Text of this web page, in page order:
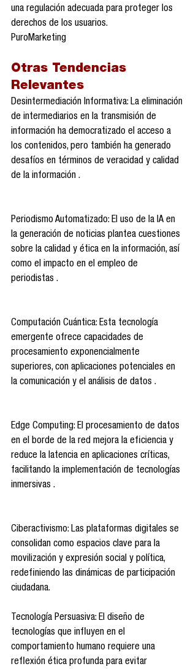
una regulación adecuada para proteger los
derechos de los usuarios.
PuroMarketing
Otras Tendencias
Relevantes
Desintermediación Informativa: La eliminación
de intermediarios en la transmisión de
información ha democratizado el acceso a
los contenidos, pero también ha generado
desafíos en términos de veracidad y calidad
de la información .
Periodismo Automatizado: El uso de la IA en
la generación de noticias plantea cuestiones
sobre la calidad y ética en la información, así
como el impacto en el empleo de
periodistas .
Computación Cuántica: Esta tecnología
emergente ofrece capacidades de
procesamiento exponencialmente
superiores, con aplicaciones potenciales en
la comunicación y el análisis de datos .
Edge Computing: El procesamiento de datos
en el borde de la red mejora la eficiencia y
reduce la latencia en aplicaciones críticas,
facilitando la implementación de tecnologías
inmersivas .
Ciberactivismo: Las plataformas digitales se
consolidan como espacios clave para la
movilización y expresión social y política,
redefiniendo las dinámicas de participación
ciudadana.
Tecnología Persuasiva: El diseño de
tecnologías que influyen en el
comportamiento humano requiere una
reflexión ética profunda para evitar